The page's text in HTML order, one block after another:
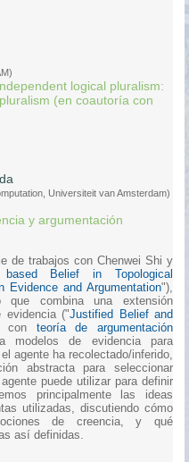
logical pluralism:
(en coautoría con
Universiteit van Amsterdam)
y argumentación
de trabajos con Chenwei Shi y
based Belief in Topological
Evidence and Argumentation"),
que combina una extensión
evidencia ("Justified Belief and
con teoría de argumentación
modelos de evidencia para
agente ha recolectado/inferido,
abstracta para seleccionar
puede utilizar para definir
principalmente las ideas
utilizadas, discutiendo cómo
de creencia, y qué
así definidas.